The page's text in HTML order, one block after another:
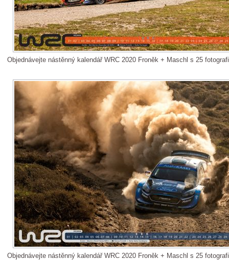
Objednávejte nástěnný kalendář WRC 2020 Froněk + Maschl s 25
Objednávejte nástěnný kalendář WRC 2020 Froněk + Maschl s 25